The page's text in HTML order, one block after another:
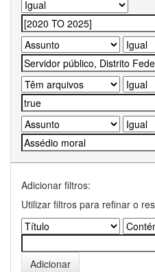
Adicionar filtros:
Utilizar filtros para refinar o